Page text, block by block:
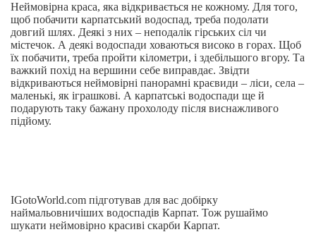
Неймовірна краса, яка відкривається не кожному. Для того,
щоб побачити карпатський водоспад, треба подолати
довгий шлях. Деякі з них – неподалік гірських сіл чи
містечок. А деякі водоспади ховаються високо в горах. Щоб
їх побачити, треба пройти кілометри, і здебільшого вгору. Та
важкий похід на вершини себе виправдає. Звідти
відкриваються неймовірні панорамні краєвиди – ліси, села –
маленькі, як іграшкові. А карпатські водоспади ще й
подарують таку бажану прохолоду після виснажливого
підйому.
IGotoWorld.com підготував для вас добірку
наймальовничіших водоспадів Карпат. Тож рушаймо
шукати неймовірно красиві скарби Карпат.